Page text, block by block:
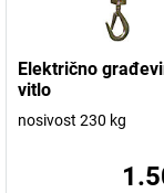
Električno
vitlo
nosivost 230 kg